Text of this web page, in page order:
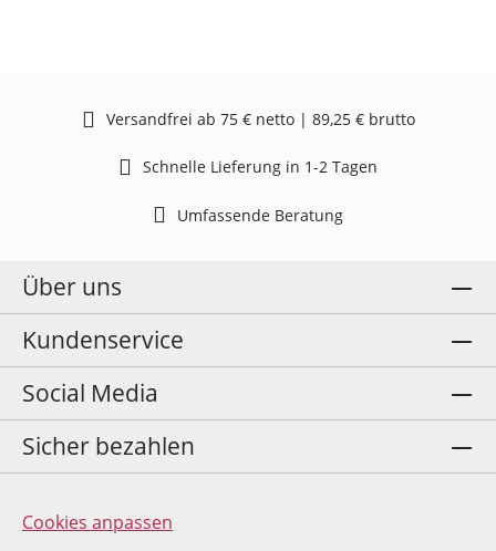
Versandfrei ab 75 € netto | 89,25 € brutto
Schnelle Lieferung in 1-2 Tagen
Umfassende Beratung
Über uns
Kundenservice
Social Media
Sicher bezahlen
Cookies anpassen